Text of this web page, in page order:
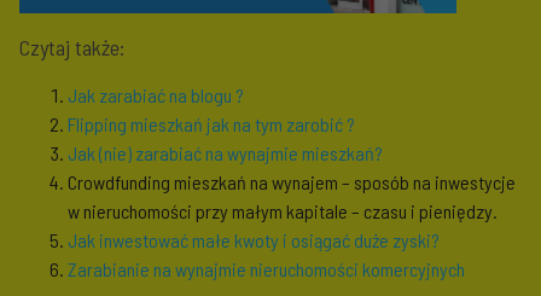
Czytaj także:
Jak zarabiać na blogu ?
Flipping mieszkań jak na tym zarobić ?
Jak (nie) zarabiać na wynajmie mieszkań?
Crowdfunding mieszkań na wynajem – sposób na inwestycje
w nieruchomości przy małym kapitale – czasu i pieniędzy.
Jak inwestować małe kwoty i osiągać duże zyski?
Zarabianie na wynajmie nieruchomości komercyjnych